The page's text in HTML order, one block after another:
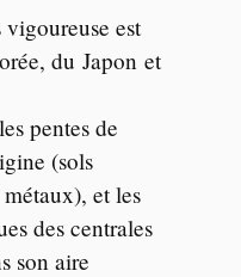
est
du Japon et
pentes de
(sols
et les
des centrales
son aire